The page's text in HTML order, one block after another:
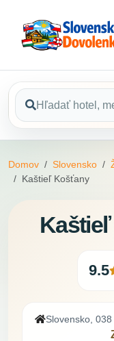
Domov Slovensko
Kaštieľ Košťany
9.5
Slovensko,